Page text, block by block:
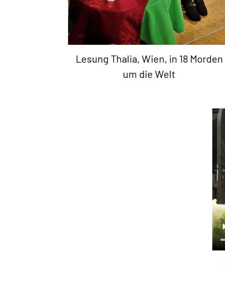
Lesung Thalia, Wien, in 18 Morden
um die Welt